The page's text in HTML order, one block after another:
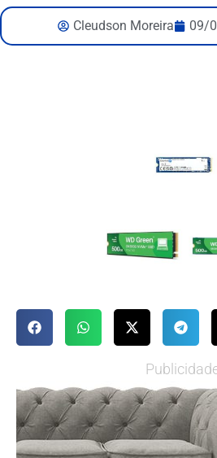
Cleudson Moreira 09/